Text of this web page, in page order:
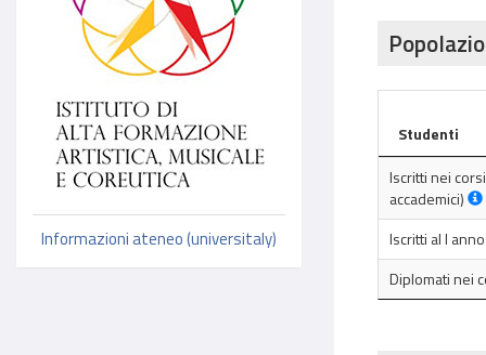
Informazioni ateneo (universitaly)
Studenti
Iscritti nei
accademici)
Iscritti al I
Diplomati nei